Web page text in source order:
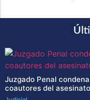
Juzgado Penal
coautores del asesinato